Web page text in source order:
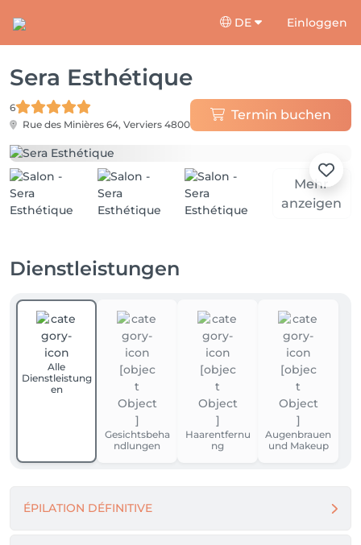
DE Einloggen
Sera Esthétique
6
Rue des Minières 64, Verviers 4800
Termin buchen
Mehr
anzeigen
Dienstleistungen
Alle
Dienstleistung
en
Gesichtsbeha
ndlungen
Haarentfernu
ng
Augenbrauen
und Makeup
ÉPILATION DÉFINITIVE